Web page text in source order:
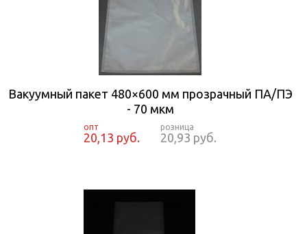
Вакуумный пакет 480×600 мм прозрачный ПА/ПЭ
- 70 мкм
20,13 руб. 20,93 руб.